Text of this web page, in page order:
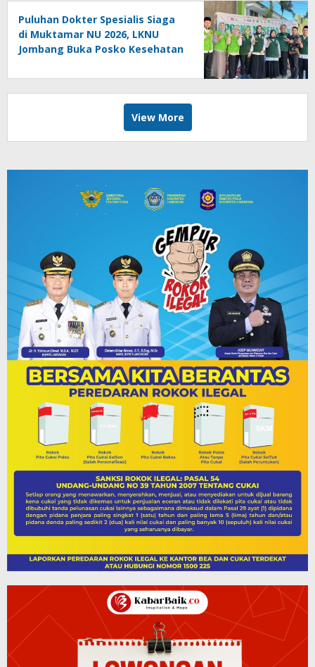
Puluhan Dokter Spesialis Siaga
di Muktamar NU 2026, LKNU
Jombang Buka Posko Kesehatan
View More